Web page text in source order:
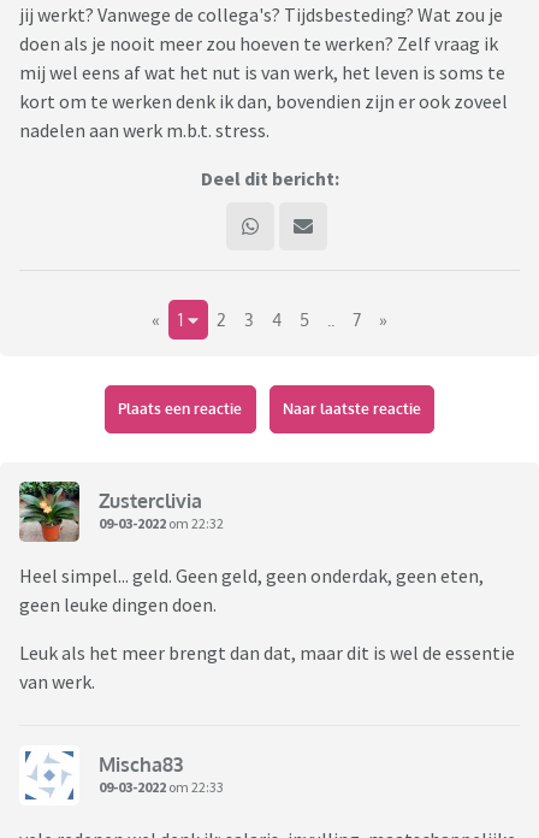
jij werkt? Vanwege de collega's? Tijdsbesteding? Wat zou je
doen als je nooit meer zou hoeven te werken? Zelf vraag ik
mij wel eens af wat het nut is van werk, het leven is soms te
kort om te werken denk ik dan, bovendien zijn er ook zoveel
nadelen aan werk m.b.t. stress.
Deel dit bericht:
« 1 2 3 4 5 7 »
Plaats een reactie Naar laatste reactie
Zusterclivia
09-03-2022 om 22:32
Heel simpel... geld. Geen geld, geen onderdak, geen eten,
geen leuke dingen doen.
Leuk als het meer brengt dan dat, maar dit is wel de essentie
van werk.
Mischa83
09-03-2022 om 22:33